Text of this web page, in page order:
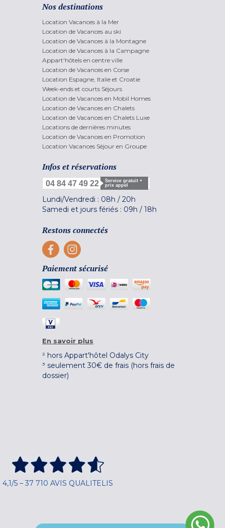
Nos destinations
Location Vacances à la Mer
Location de Vacances au ski
Location de Vacances à la Montagne
Location de Vacances à la Campagne
Appart'hôtels en centre ville
Location de Vacances en Corse
Location Espagne, Italie et Croatie
Week-ends et courts Séjours
Location de Vacances en Mobil Homes
Location de Vacances en Chalets
Location de Vacances en Chalets Luxe
Locations de dernières minutes
Location de Vacances en Promotion
Location Vacances Séjour en Groupe
Infos et réservations
04 84 47 49 22
Service gratuit +
prix appel
Lundi/Vendredi : 08h / 20h
Samedi et jours fériés : 09h / 18h
Restons connectés
Paiement sécurisé
En savoir plus
² hors Appart'hôtel Odalys City
³ seulement 30€ de frais (hors frais de
dossier)
4,1/5 – 37 710 AVIS QUALITELIS